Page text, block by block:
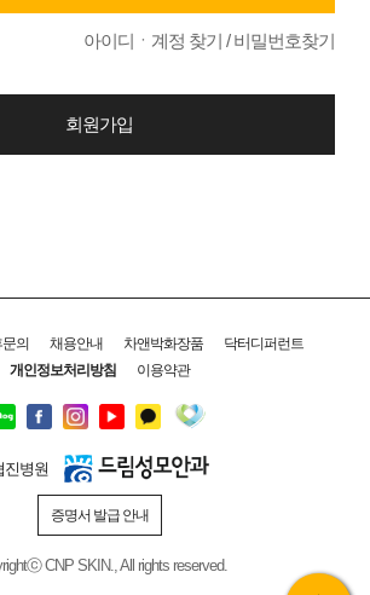
아이디ㆍ계정 찾기 /비밀번호찾기
회원가입
의 채용안내 차앤박화장품
닥터디퍼런트
개인정보처리방침
이용약관
진병원
증명서 발급 안내
CNP SKIN., All rights reserved.